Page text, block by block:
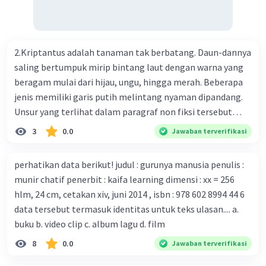
bersama sejumlah perusahaan biotek dan vaksin.
Beberapa waktu lalu, Kepala Laboratorium Identifikasi
Virus dari Institut Peter Doherty untuk Infeksi dan
kekebalan, Melbourne, Julian Druce, menyatakan mereka
mengembangkan virus Corona versi laboratorium dari
tubuh pasien yang terinfeksi untuk uji coba. Tanggapan
yang sesuai dengan berita tersebut adalah ... A.
serangan virus Corona dengan menemukan vaksin virus
tersebut. B. Para ilmuan perlu segera mempelajari virus
corona yang menjadi masalah besar bagi kesehatan dunia
karena persebarannya sangat cepat. C. Masyarakat perlu
mawas diri dan menjaga kesehatan dalam menghadapi
serangan virus corona yang mulai menyebar di Indonesia,
D. Virus corona menjadi masalah besar bagi kesehatan
2.Kriptantus adalah tanaman tak berbatang. Daun-dannya
saling bertumpuk mirip bintang laut dengan warna yang
beragam mulai dari hijau, ungu, hingga merah. Beberapa
jenis memiliki garis putih melintang nyaman dipandang.
Unsur yang terlihat dalam paragraf non fiksi tersebut
adalah... A. cara menyajikan isi buku B. bahasa yang
digunakan C. tokoh dan penokohan D. penyajian alur cerita
3 0.0 Jawaban terverifikasi
perhatikan data berikut! judul : gurunya manusia penulis :
munir chatif penerbit : kaifa learning dimensi : xx = 256
hlm, 24 cm, cetakan xiv, juni 2014 , isbn : 978 602 8994 44 6
data tersebut termasuk identitas untuk teks ulasan.... a.
buku b. video clip c. album lagu d. film
8 0.0 Jawaban terverifikasi